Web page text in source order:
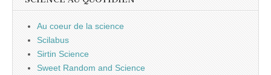
Au coeur de la science
Scilabus
Sirtin Science
Sweet Random and Science